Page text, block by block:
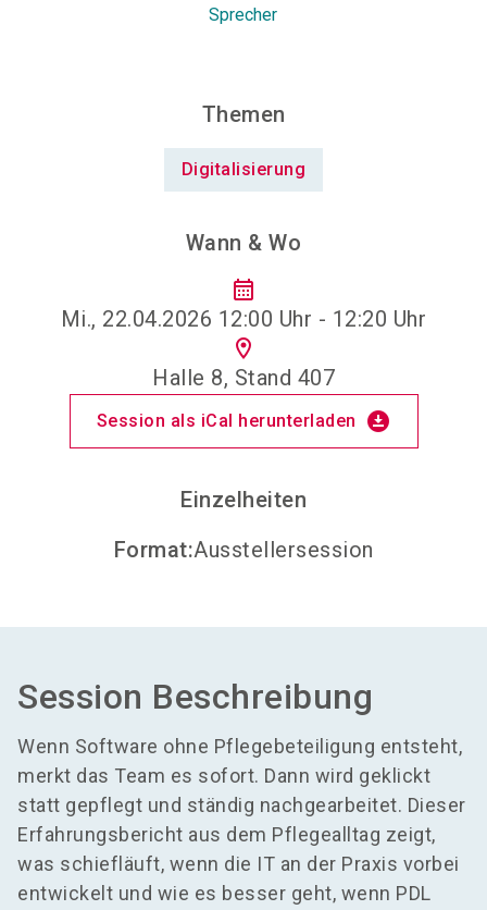
Sprecher
Themen
Digitalisierung
Wann & Wo
calendar_month
Mi., 22.04.2026 12:00 Uhr - 12:20 Uhr
location_on
Halle 8, Stand 407
Session als iCal herunterladen download_for_offline
Einzelheiten
Format:Ausstellersession
Session Beschreibung
Wenn Software ohne Pflegebeteiligung entsteht,
merkt das Team es sofort. Dann wird geklickt
statt gepflegt und ständig nachgearbeitet. Dieser
Erfahrungsbericht aus dem Pflegealltag zeigt,
was schiefläuft, wenn die IT an der Praxis vorbei
entwickelt und wie es besser geht, wenn PDL